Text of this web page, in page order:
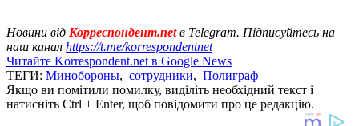
Новини від Корреспондент.netв Telegram. Підписуйтесь на
наш канал https://t.me/korrespondentnet
Читайте Korrespondent.net в Google News
ТЕГИ: Минобороны, сотрудники, Полиграф
Якщо ви помітили помилку, виділіть необхідний текст і
натисніть Ctrl + Enter, щоб повідомити про це редакцію.